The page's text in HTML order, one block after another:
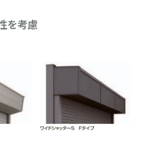
を考慮